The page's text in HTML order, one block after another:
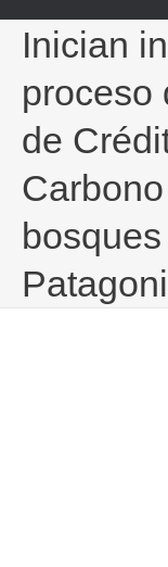
Inician
proceso
de